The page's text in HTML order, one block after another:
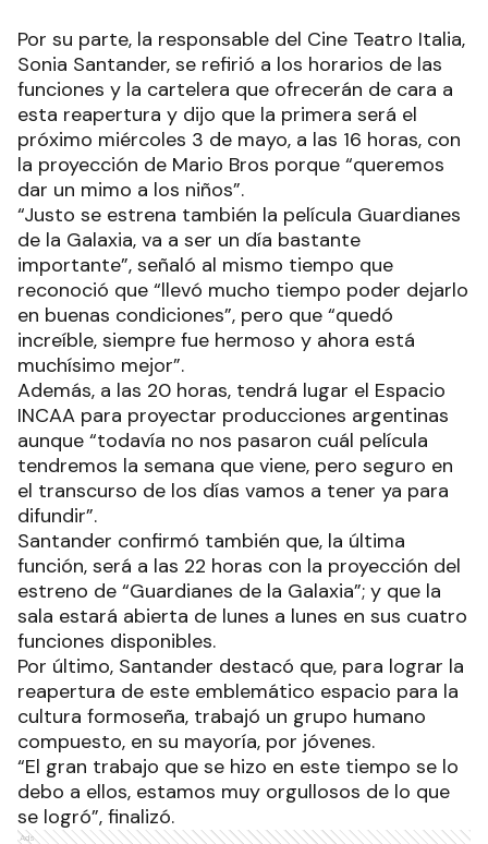
Por su parte, la responsable del Cine Teatro Italia,
Sonia Santander, se refirió a los horarios de las
funciones y la cartelera que ofrecerán de cara a
esta reapertura y dijo que la primera será el
próximo miércoles 3 de mayo, a las 16 horas, con
la proyección de Mario Bros porque “queremos
dar un mimo a los niños”.
“Justo se estrena también la película Guardianes
de la Galaxia, va a ser un día bastante
importante”, señaló al mismo tiempo que
reconoció que “llevó mucho tiempo poder dejarlo
en buenas condiciones”, pero que “quedó
increíble, siempre fue hermoso y ahora está
muchísimo mejor”.
Además, a las 20 horas, tendrá lugar el Espacio
INCAA para proyectar producciones argentinas
aunque “todavía no nos pasaron cuál película
tendremos la semana que viene, pero seguro en
el transcurso de los días vamos a tener ya para
difundir”.
Santander confirmó también que, la última
función, será a las 22 horas con la proyección del
estreno de “Guardianes de la Galaxia”; y que la
sala estará abierta de lunes a lunes en sus cuatro
funciones disponibles.
Por último, Santander destacó que, para lograr la
reapertura de este emblemático espacio para la
cultura formoseña, trabajó un grupo humano
compuesto, en su mayoría, por jóvenes.
“El gran trabajo que se hizo en este tiempo se lo
debo a ellos, estamos muy orgullosos de lo que
se logró”, finalizó.
Ads